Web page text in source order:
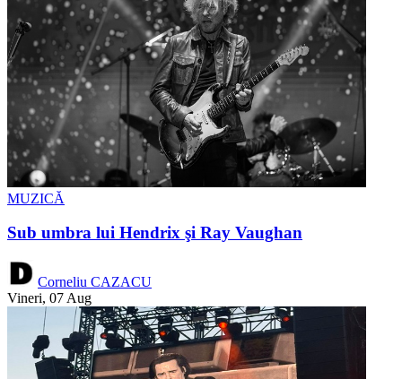
MUZICĂ
Sub umbra lui Hendrix şi Ray Vaughan
Corneliu CAZACU
Vineri, 07 Aug